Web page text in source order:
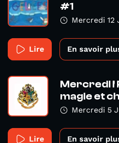
#1
Mercredi 12
Lire En savoir
Mercredi !
magie et
Mercredi 5
Lire En savoir